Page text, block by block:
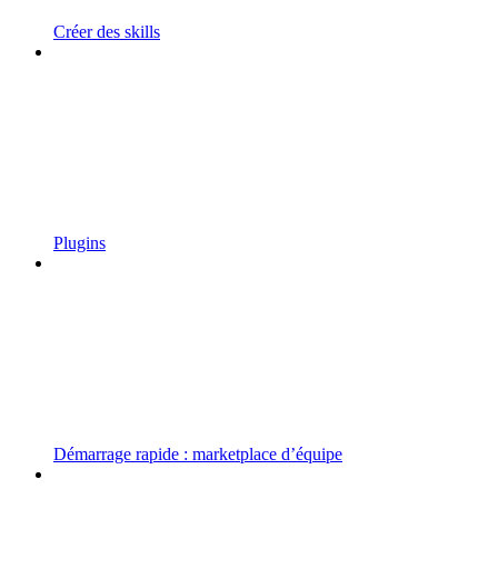
Créer des skills
Plugins
Démarrage rapide : marketplace d’équipe